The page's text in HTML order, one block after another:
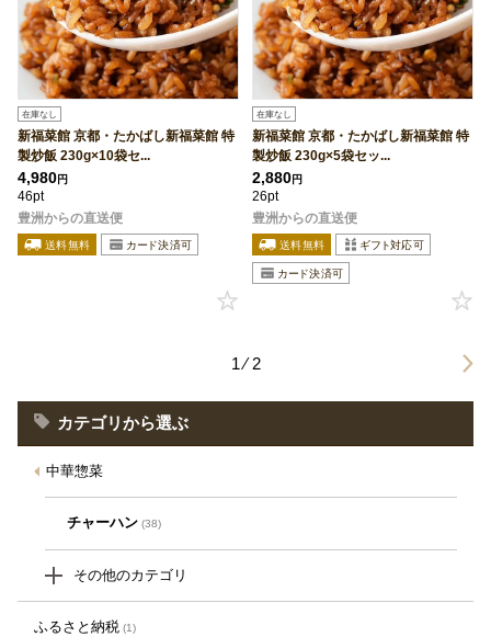
在庫なし
新福菜館 京都・たかばし新福菜館 特
製炒飯 230g×10袋セ...
4,980円
46pt
豊洲からの直送便
在庫なし
新福菜館 京都・たかばし新福菜館 特
製炒飯 230g×5袋セッ...
2,880円
26pt
豊洲からの直送便
1 ⁄ 2
カテゴリから選ぶ
中華惣菜
チャーハン (38)
その他のカテゴリ
ふるさと納税 (1)